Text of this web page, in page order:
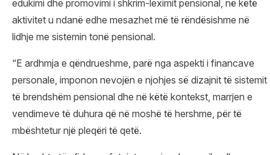
edukimi dhe promovimi i shkrim-leximit pensional, në këtë
aktivitet u ndanë edhe mesazhet më të rëndësishme në
lidhje me sistemin tonë pensional.
“E ardhmja e qëndrueshme, parë nga aspekti i financave
personale, imponon nevojën e njohjes së dizajnit të sistemit
të brendshëm pensional dhe në këtë kontekst, marrjen e
vendimeve të duhura që në moshë të hershme, për të
mbështetur një pleqëri të qetë.